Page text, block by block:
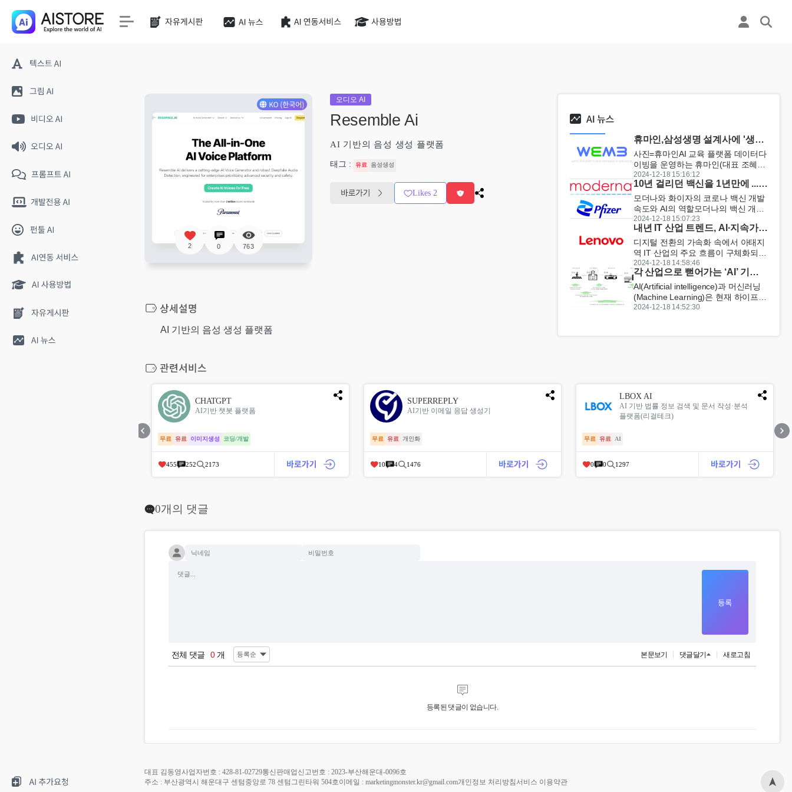
2 0 763
오디오 AI
Resemble Ai
AI 기반의 음성 생성 플랫폼
태그 : 유료 음성생성
Likes 2
AI 기반의 음성 생성 플랫폼
휴마인,삼성생명 설계사에 '생성
형 AI 실무 교육' 실
사진=휴마인AI 교육 플랫폼 데이터다
이빙을 운영하는 휴마인(대표 조혜
준)은 삼성생명 보험설계사 1,500여
명을 대상으로 생성형 AI 실무 교육을
진행했다고 17일 밝혔다.진행된 교육
은 생성형 AI 활용법을 배우는 것을
넘어, 보험업계에 특화된 맞춤형 ...
2024-12-18 15:16:12
10년 걸리던 백신을 1년만에 ...AI
의료 혁명
모더나와 화이자의 코로나 백신 개발
속도와 AI의 역할모더나의 백신 개발:
개발 기간: 11.4개월 (2020년 1월 개
발 착수 → 2020년 12월 사용 허가)AI
를 활용해 중국 당국의 코로나 바이러
스 정보 발표 후 42일 만에 백신 후보
물질 개발....
2024-12-18 15:07:23
내년 IT 산업 트렌드, AI·지속가능
성·엣지 컴퓨팅이 주도
디지털 전환의 가속화 속에서 아태지
역 IT 산업의 주요 흐름이 구체화되고
있다. 거대언어모델(LLM), 지속가능
성, 엣지 컴퓨팅 등 다양한 기술이 산
업 혁신의 중심에 설 전망이다.16일
레노버에 따르면 내년 IT 산업을 주도
할 8가지 주요 트렌드로 ▲...
2024-12-18 14:58:46
각 산업으로 뻗어가는 ‘AI’ 기업
성공 사례 3가지
AI(Artificial intelligence)과 머신러닝
(Machine Learning)은 현재 하이프
사이클(hype cycle)의 정점에 있는 듯
2024-12-18 14:52:30
CHATGPT
AI기반 챗봇 플랫폼
무료 유료 이미지생성 코딩/개발
455 252 2173
SUPERREPLY
AI기반 이메일 응답 생성기
무료 유료 개인화
10 4 1476
LBOX AI
AI 기반 법률 정보 검색 및 문서 작성·분석
플랫폼(리걸테크)
무료 유료 AI
0 0 1297
0개의 댓글
전체 댓글 0 개 본문보기 댓글달기 새로고침
등록된 댓글이 없습니다.
대표 김동영사업자번호 : 428-81-02729통신판매업신고번호 : 2023-부산해운대-0096호
주소 : 부산광역시 해운대구 센텀중앙로 78 센텀그린타워 504호이메일 : marketingmonster.kr@gmail.com개인정보 처리방침 서비스 이용약관